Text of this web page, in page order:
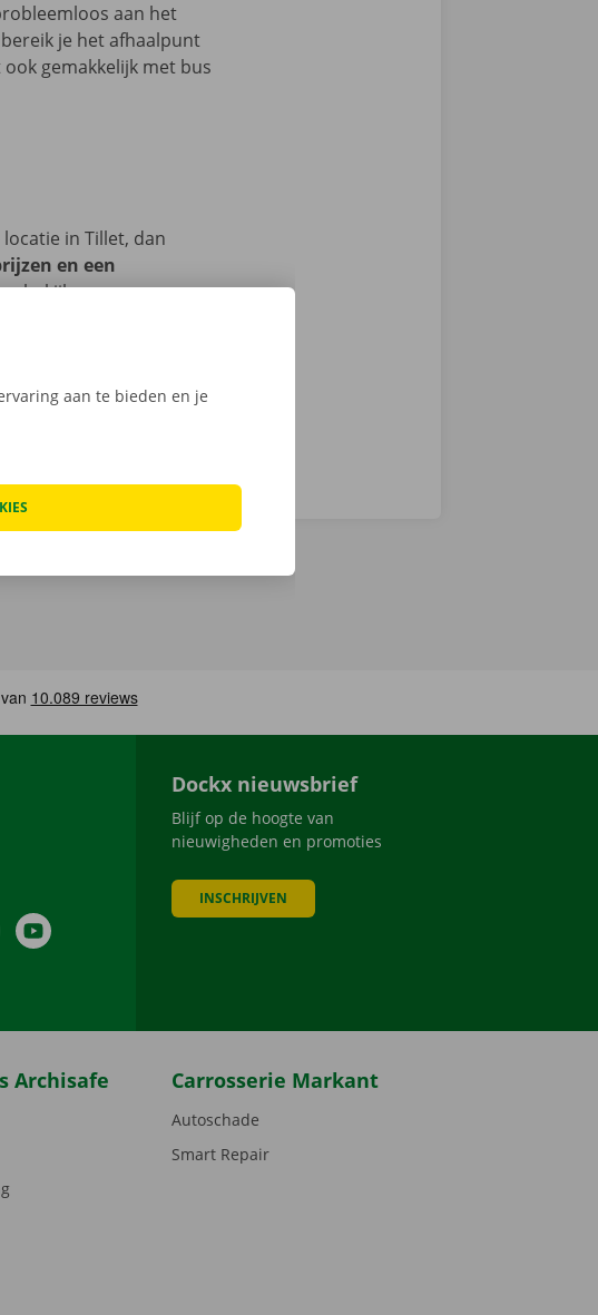
aan het
je het afhaalpunt
gemakkelijk met bus
in Tillet, dan
en een
bekijken we op
thuis.
LinkedInYouTube
Dockx nieuwsbrief
Blijf op de hoogte van
nieuwigheden en promoties
INSCHRIJVEN
Archisafe Carrosserie Markant
Autoschade
Smart Repair
aan te bieden en je